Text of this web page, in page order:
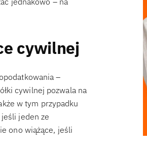
cywilnej
–
cywilnej pozwala na
w tym przypadku
jeśli jeden ze
ono wiążące, jeśli